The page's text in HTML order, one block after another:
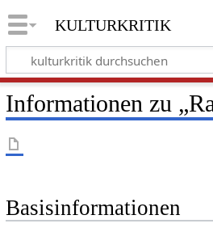
kulturkritik
Informationen zu
Basisinformationen